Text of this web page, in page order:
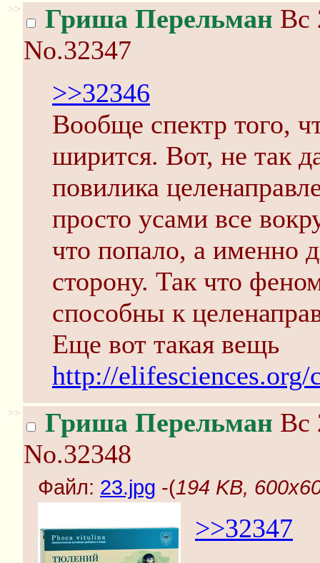
>> Гриша Перельман Вс
No.32347
>>32346
Вообще спектр того,
ширится. Вот, не так
повилика
просто усами все
что попало, а именно
сторону. Так что
способны к
Еще вот такая вещь
http://elifesciences.org/
>> Гриша Перельман Вс
No.32348
Файл: 23.jpg -(194 KB,
>>32347